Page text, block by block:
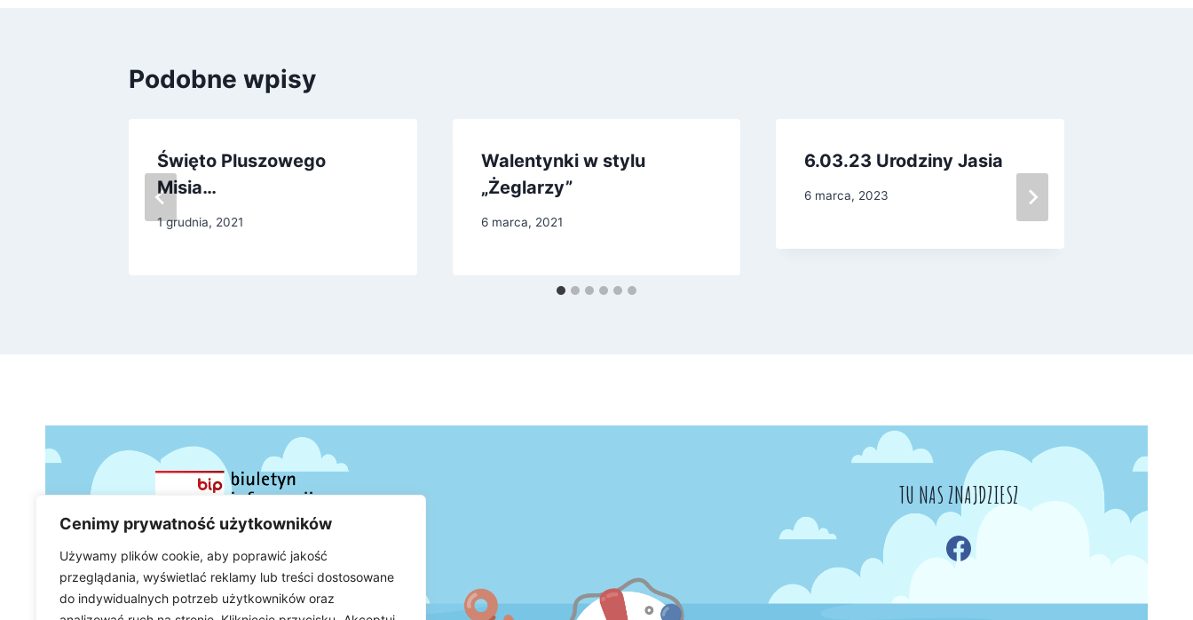
Cenimy prywatność użytkowników
Używamy plików cookie, aby poprawić jakość
przeglądania, wyświetlać reklamy lub treści dostosowane
do indywidualnych potrzeb użytkowników oraz
Podobne wpisy
Święto Pluszowego
Misia…
1 grudnia, 2021
Walentynki w stylu
„Żeglarzy”
6 marca, 2021
6.03.23 Urodziny Jasia
6 marca, 2023
TU NAS ZNAJDZIESZ